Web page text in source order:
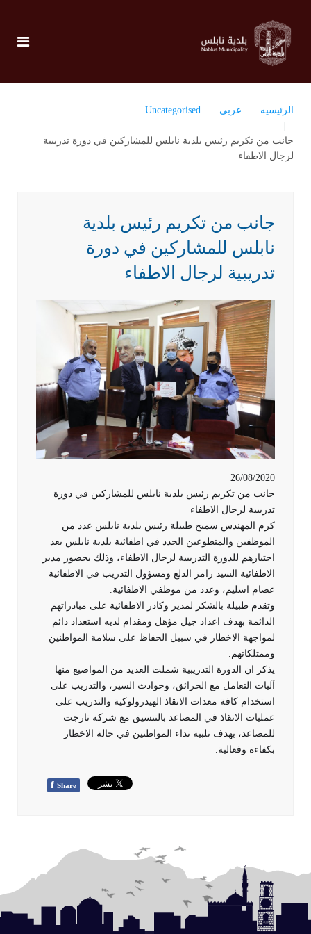
الرئيسيه عربي Uncategorised
جانب من تكريم رئيس بلدية نابلس للمشاركين في دورة تدريبية
لرجال الاطفاء
جانب من تكريم رئيس بلدية
نابلس للمشاركين في دورة
تدريبية لرجال الاطفاء
26/08/2020
جانب من تكريم رئيس بلدية نابلس للمشاركين في دورة
تدريبية لرجال الاطفاء
كرم المهندس سميح طبيلة رئيس بلدية نابلس عدد من
الموظفين والمتطوعين الجدد في اطفائية بلدية نابلس بعد
اجتيازهم للدورة التدريبية لرجال الاطفاء، وذلك بحضور مدير
الاطفائية السيد رامز الدلع ومسؤول التدريب في الاطفائية
عصام اسليم، وعدد من موظفي الاطفائية.
وتقدم طبيلة بالشكر لمدير وكادر الاطفائية على مبادراتهم
الدائمة بهدف اعداد جيل مؤهل ومقدام لديه استعداد دائم
لمواجهة الاخطار في سبيل الحفاظ على سلامة المواطنين
وممتلكاتهم.
يذكر ان الدورة التدريبية شملت العديد من المواضيع منها
آليات التعامل مع الحرائق، وحوادث السير، والتدريب على
استخدام كافة معدات الانقاذ الهيدرولوكية والتدريب على
عمليات الانقاذ في المصاعد بالتنسيق مع شركة تارجت
للمصاعد، بهدف تلبية نداء المواطنين في حالة الاخطار
بكفاءة وفعالية.
f Share